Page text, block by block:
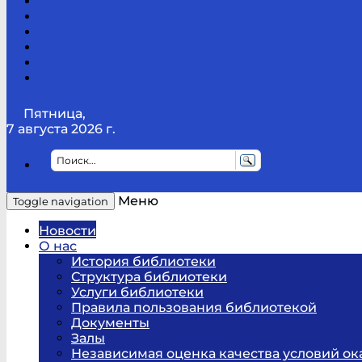
Пятница,
7 августа 2026 г.
Toggle navigation
Меню
Новости
О нас
История библиотеки
Структура библиотеки
Услуги библиотеки
Правила пользования библиотекой
Документы
Залы
Независимая оценка качества условий